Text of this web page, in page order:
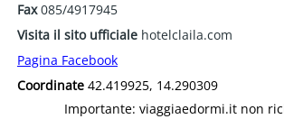
Fax085/4917945
Visita il sito ufficiale hotelclaila.com
Pagina Facebook
Coordinate 42.419925, 14.290309
Importante: viaggiaedormi.it non